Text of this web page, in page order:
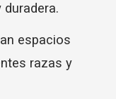
espacios
razas y